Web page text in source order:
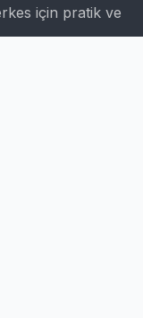
için pratik ve